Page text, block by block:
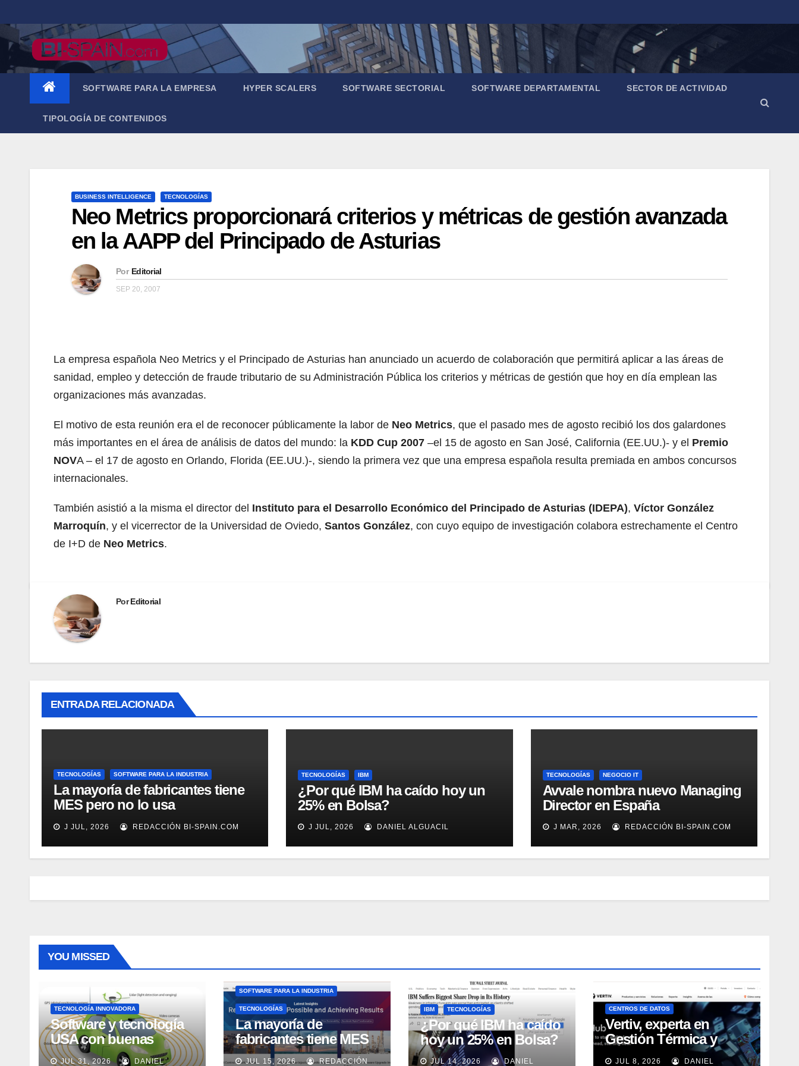
al
contenido
SOFTWARE PARA LA EMPRESA HYPER SCALERS SOFTWARE SECTORIAL SOFTWARE DEPARTAMENTAL SECTOR DE ACTIVIDAD
TIPOLOGÍA DE CONTENIDOS
BUSINESS INTELLIGENCE TECNOLOGÍAS
Neo Metrics proporcionará criterios y métricas de gestión avanzada
en la AAPP del Principado de Asturias
Por Editorial
SEP 20, 2007
La empresa española Neo Metrics y el Principado de Asturias han anunciado un acuerdo de colaboración que permitirá aplicar a las áreas de
sanidad, empleo y detección de fraude tributario de su Administración Pública los criterios y métricas de gestión que hoy en día emplean las
organizaciones más avanzadas.
El motivo de esta reunión era el de reconocer públicamente la labor de Neo Metrics, que el pasado mes de agosto recibió los dos galardones
más importantes en el área de análisis de datos del mundo: la KDD Cup 2007 –el 15 de agosto en San José, California (EE.UU.)- y el Premio
NOVA – el 17 de agosto en Orlando, Florida (EE.UU.)-, siendo la primera vez que una empresa española resulta premiada en ambos concursos
internacionales.
También asistió a la misma el director del Instituto para el Desarrollo Económico del Principado de Asturias (IDEPA), Víctor González
Marroquín, y el vicerrector de la Universidad de Oviedo, Santos González, con cuyo equipo de investigación colabora estrechamente el Centro
de I+D de Neo Metrics.
PorEditorial
ENTRADA RELACIONADA
TECNOLOGÍAS SOFTWARE PARA LA INDUSTRIA
La mayoría de fabricantes tiene
MES pero no lo usa
adecuadamente, según Rockwell
Automation
J JUL, 2026 REDACCIÓN BI-SPAIN.COM
TECNOLOGÍAS IBM
¿Por qué IBM ha caído hoy un
25% en Bolsa?
J JUL, 2026 DANIEL ALGUACIL
TECNOLOGÍAS NEGOCIO IT
Avvale nombra nuevo Managing
Director en España
J MAR, 2026 REDACCIÓN BI-SPAIN.COM
YOU MISSED
TECNOLOGÍA INNOVADORA
Software y tecnología
USA con buenas
expectativas en ventas
JUL 31, 2026 DANIEL
SOFTWARE PARA LA INDUSTRIA
TECNOLOGÍAS
La mayoría de
fabricantes tiene MES
pero no lo usa
JUL 15, 2026 REDACCIÓN
IBM TECNOLOGÍAS
¿Por qué IBM ha caído
hoy un 25% en Bolsa?
JUL 14, 2026 DANIEL
CENTROS DE DATOS
Vertiv, experta en
Gestión Térmica y
energía de Centros de
JUL 8, 2026 DANIEL